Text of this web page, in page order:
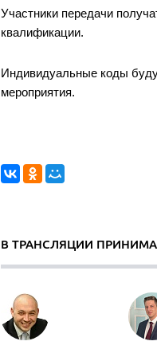
Участники передачи
квалификации.
Индивидуальные коды
мероприятия.
В ТРАНСЛЯЦИИ